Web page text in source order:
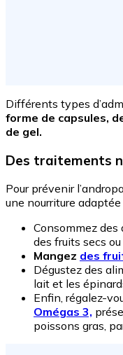
Différents types
forme de capsules,
de gel.
Des traitements
Pour prévenir
une nourriture adaptée
Consommez des
des fruits secs ou
Mangez des
Dégustez des
lait et les
Enfin, régalez-
Omégas 3,
poissons gras,